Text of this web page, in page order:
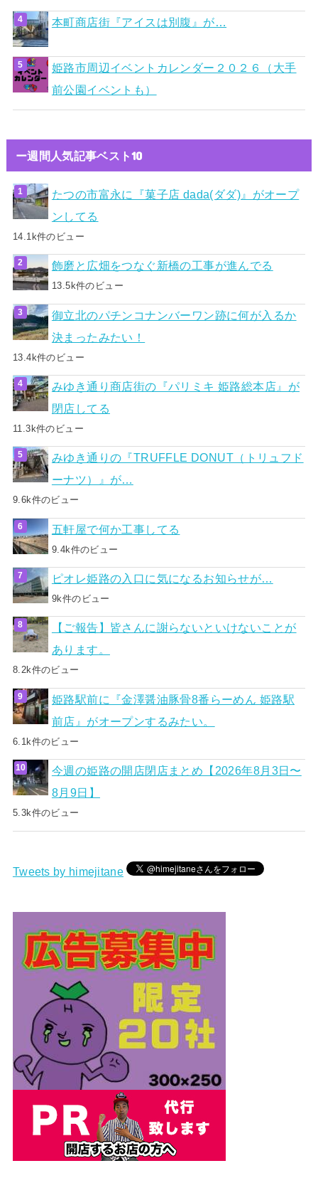
本町商店街『アイスは別腹』が…
姫路市周辺イベントカレンダー２０２６（大手
前公園イベントも）
ー週間人気記事ベスト10
たつの市富永に『菓子店 dada(ダダ)』がオープ
ンしてる
14.1k件のビュー
飾磨と広畑をつなぐ新橋の工事が進んでる
13.5k件のビュー
御立北のパチンコナンバーワン跡に何が入るか
決まったみたい！
13.4k件のビュー
みゆき通り商店街の『パリミキ 姫路総本店』が
閉店してる
11.3k件のビュー
みゆき通りの『TRUFFLE DONUT（トリュフド
ーナツ）』が…
9.6k件のビュー
五軒屋で何か工事してる
9.4k件のビュー
ピオレ姫路の入口に気になるお知らせが…
9k件のビュー
【ご報告】皆さんに謝らないといけないことが
あります。
8.2k件のビュー
姫路駅前に『金澤醤油豚骨8番らーめん 姫路駅
前店』がオープンするみたい。
6.1k件のビュー
今週の姫路の開店閉店まとめ【2026年8月3日〜
8月9日】
5.3k件のビュー
Tweets by himejitane